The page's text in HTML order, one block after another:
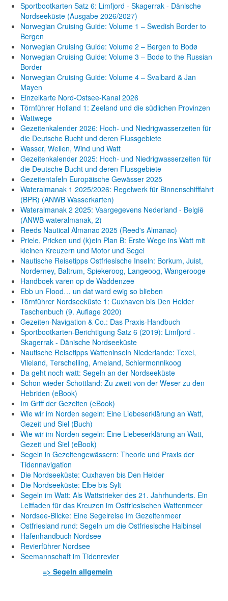
Sportbootkarten Satz 6: Limfjord - Skagerrak - Dänische
Nordseeküste (Ausgabe 2026/2027)
Norwegian Cruising Guide: Volume 1 – Swedish Border to
Bergen
Norwegian Cruising Guide: Volume 2 – Bergen to Bodø
Norwegian Cruising Guide: Volume 3 – Bodø to the Russian
Border
Norwegian Cruising Guide: Volume 4 – Svalbard & Jan
Mayen
Einzelkarte Nord-Ostsee-Kanal 2026
Törnführer Holland 1: Zeeland und die südlichen Provinzen
Wattwege
Gezeitenkalender 2026: Hoch- und Niedrigwasserzeiten für
die Deutsche Bucht und deren Flussgebiete
Wasser, Wellen, Wind und Watt
Gezeitenkalender 2025: Hoch- und Niedrigwasserzeiten für
die Deutsche Bucht und deren Flussgebiete
Gezeitentafeln Europäische Gewässer 2025
Wateralmanak 1 2025/2026: Regelwerk für Binnenschifffahrt
(BPR) (ANWB Wasserkarten)
Wateralmanak 2 2025: Vaargegevens Nederland - België
(ANWB wateralmanak, 2)
Reeds Nautical Almanac 2025 (Reed's Almanac)
Priele, Pricken und (k)ein Plan B: Erste Wege ins Watt mit
kleinen Kreuzern und Motor und Segel
Nautische Reisetipps Ostfriesische Inseln: Borkum, Juist,
Norderney, Baltrum, Spiekeroog, Langeoog, Wangerooge
Handboek varen op de Waddenzee
Ebb un Flood… un dat ward ewig so blieben
Törnführer Nordseeküste 1: Cuxhaven bis Den Helder
Taschenbuch (9. Auflage 2020)
Gezeiten-Navigation & Co.: Das Praxis-Handbuch
Sportbootkarten-Berichtigung Satz 6 (2019): Limfjord -
Skagerrak - Dänische Nordseeküste
Nautische Reisetipps Watteninseln Niederlande: Texel,
Vlieland, Terschelling, Ameland, Schiermonnikoog
Da geht noch watt: Segeln an der Nordseeküste
Schon wieder Schottland: Zu zweit von der Weser zu den
Hebriden (eBook)
Im Griff der Gezeiten (eBook)
Wie wir im Norden segeln: Eine Liebeserklärung an Watt,
Gezeit und Siel (Buch)
Wie wir im Norden segeln: Eine Liebeserklärung an Watt,
Gezeit und Siel (eBook)
Segeln in Gezeitengewässern: Theorie und Praxis der
Tidennavigation
Die Nordseeküste: Cuxhaven bis Den Helder
Die Nordseeküste: Elbe bis Sylt
Segeln im Watt: Als Wattstrieker des 21. Jahrhunderts. Ein
Leitfaden für das Kreuzen im Ostfriesischen Wattenmeer
Nordsee-Blicke: Eine Segelreise im Gezeitenmeer
Ostfriesland rund: Segeln um die Ostfriesische Halbinsel
Hafenhandbuch Nordsee
Revierführer Nordsee
Seemannschaft im Tidenrevier
=> Segeln allgemein